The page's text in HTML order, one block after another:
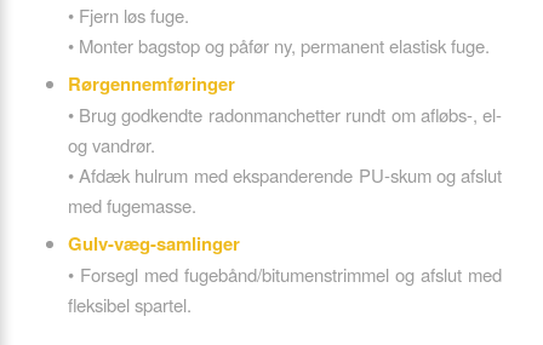
• Fjern løs fuge.
• Monter bagstop og påfør ny, permanent elastisk fuge.
Rørgennemføringer
• Brug godkendte radonmanchetter rundt om afløbs-, el-
og vandrør.
• Afdæk hulrum med ekspanderende PU-skum og afslut
med fugemasse.
Gulv-væg-samlinger
• Forsegl med fugebånd/bitumenstrimmel og afslut med
fleksibel spartel.